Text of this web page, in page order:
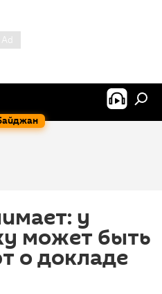
у
может быть
о докладе